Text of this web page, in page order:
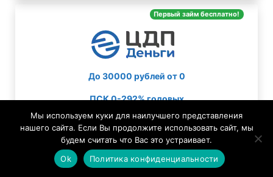
Первый займ бесплатно!
До 30000 рублей от 0
ПСК 0-292% годовых
Мы используем куки для наилучшего представления
нашего сайта. Если Вы продолжите использовать сайт, мы
будем считать что Вас это устраивает.
Ok
Политика конфиденциальности